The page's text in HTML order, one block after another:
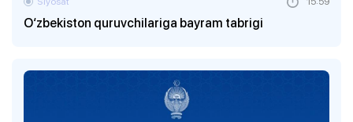
O‘zbekiston quruvchilariga bayram tabrigi